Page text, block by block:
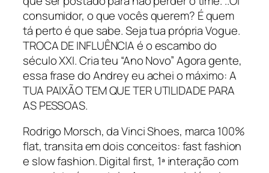
consumidor, o que vocês querem? É quem
tá perto é que sabe. Seja tua própria Vogue.
TROCA DE INFLUÊNCIA é o escambo do
século XXI. Cria teu “Ano Novo” Agora gente,
essa frase do Andrey eu achei o máximo: A
TUA PAIXÃO TEM QUE TER UTILIDADE PARA
AS PESSOAS.
Rodrigo Morsch, da Vinci Shoes, marca 100%
flat, transita em dois conceitos: fast fashion
e slow fashion. Digital first, 1ª interação com